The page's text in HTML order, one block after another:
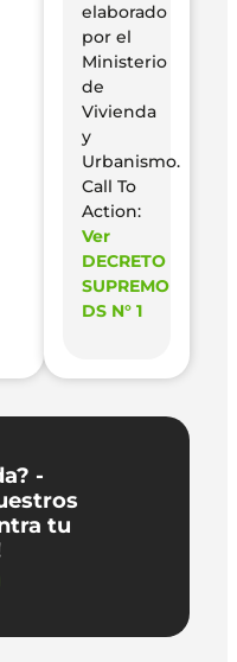
elaborado
por el
Ministerio
de
Vivienda
y
Urbanismo.
Call To
Action:
Ver
DECRETO
SUPREMO
DS N° 1
-
tu